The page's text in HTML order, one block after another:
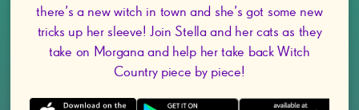
there’s a new witch in town and she’s got some new
tricks up her sleeve! Join Stella and her cats as they
take on Morgana and help her take back Witch
Country piece by piece!